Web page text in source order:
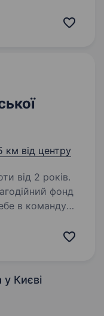
км від центру
від 2 років.
в команду
у Києві